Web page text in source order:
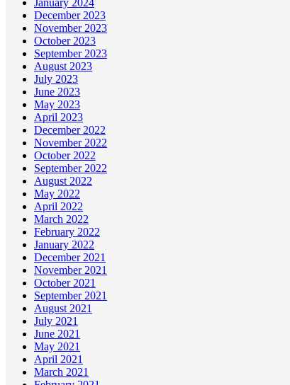
January 2024
December 2023
November 2023
October 2023
September 2023
August 2023
July 2023
June 2023
May 2023
April 2023
December 2022
November 2022
October 2022
September 2022
August 2022
May 2022
April 2022
March 2022
February 2022
January 2022
December 2021
November 2021
October 2021
September 2021
August 2021
July 2021
June 2021
May 2021
April 2021
March 2021